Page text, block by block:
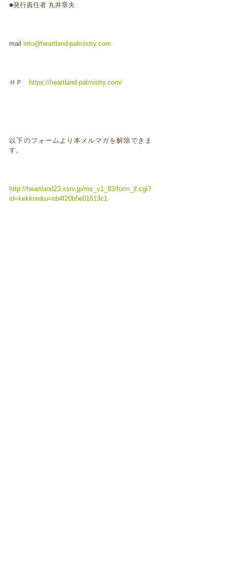
■発行責任者 丸井章夫
mailinfo@heartland-palmistry.com
ＨＰhttps://heartland-palmistry.com/
以下のフォームより本メルマガを解除できま
す。
http://heartland23.xsrv.jp/ms_v1_83/form_if.cgi?
id=kekkon&u=eb4f20b5e01613c1